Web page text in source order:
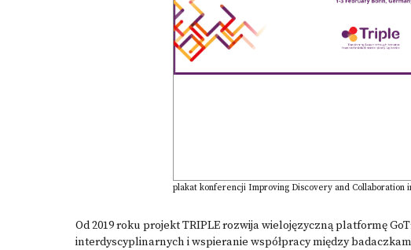
plakat konferencji Improving Discovery and Collaboration
Od 2019 roku projekt TRIPLE rozwija wielojęzyczną platformę
interdyscyplinarnych i wspieranie współpracy między